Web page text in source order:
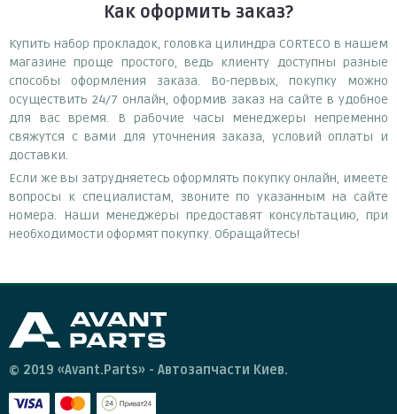
Как оформить заказ?
Купить набор прокладок, головка цилиндра CORTECO в нашем
магазине проще простого, ведь клиенту доступны разные
способы оформления заказа. Во-первых, покупку можно
осуществить 24/7 онлайн, оформив заказ на сайте в удобное
для вас время. В рабочие часы менеджеры непременно
свяжутся с вами для уточнения заказа, условий оплаты и
доставки.
Если же вы затрудняетесь оформлять покупку онлайн, имеете
вопросы к специалистам, звоните по указанным на сайте
номера. Наши менеджеры предоставят консультацию, при
необходимости оформят покупку. Обращайтесь!
© 2019 «Avant.Parts» - Автозапчасти Киев.